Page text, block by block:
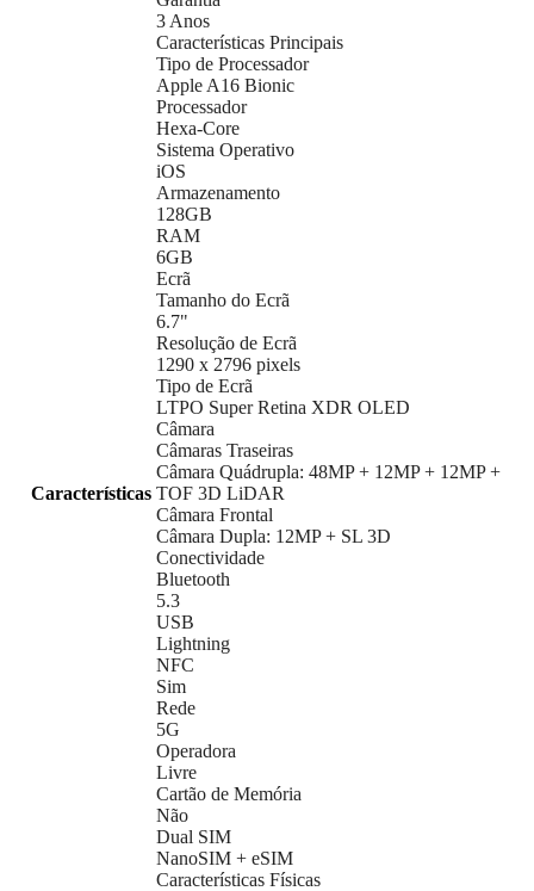
Características
3 Anos
Características Principais
Tipo de Processador
Apple A16 Bionic
Processador
Hexa-Core
Sistema Operativo
iOS
Armazenamento
128GB
RAM
6GB
Ecrã
Tamanho do Ecrã
6.7"
Resolução de Ecrã
1290 x 2796 pixels
Tipo de Ecrã
LTPO Super Retina XDR OLED
Câmara
Câmaras Traseiras
Câmara Quádrupla: 48MP + 12MP + 12MP +
TOF 3D LiDAR
Câmara Frontal
Câmara Dupla: 12MP + SL 3D
Conectividade
Bluetooth
5.3
USB
Lightning
NFC
Sim
Rede
5G
Operadora
Livre
Cartão de Memória
Não
Dual SIM
NanoSIM + eSIM
Características Físicas